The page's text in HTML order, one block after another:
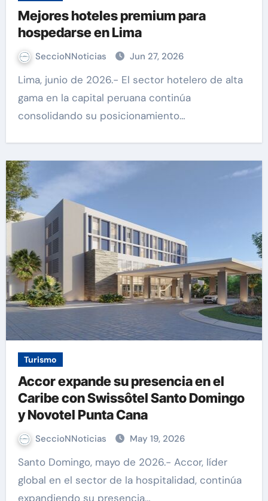
Mejores hoteles premium para
hospedarse en Lima
SeccioNNoticias Jun 27, 2026
Lima, junio de 2026.- El sector hotelero de alta
gama en la capital peruana continúa
consolidando su posicionamiento…
Turismo
Accor expande su presencia en el
Caribe con Swissôtel Santo Domingo
y Novotel Punta Cana
SeccioNNoticias May 19, 2026
Santo Domingo, mayo de 2026.- Accor, líder
global en el sector de la hospitalidad, continúa
expandiendo su presencia…